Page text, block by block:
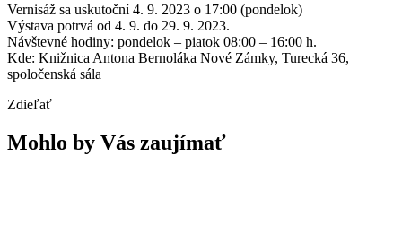
Vernisáž sa uskutoční 4. 9. 2023 o 17:00 (pondelok)
Výstava potrvá od 4. 9. do 29. 9. 2023.
Návštevné hodiny: pondelok – piatok 08:00 – 16:00 h.
Kde: Knižnica Antona Bernoláka Nové Zámky, Turecká 36,
spoločenská sála
Zdieľať
Mohlo by Vás zaujímať